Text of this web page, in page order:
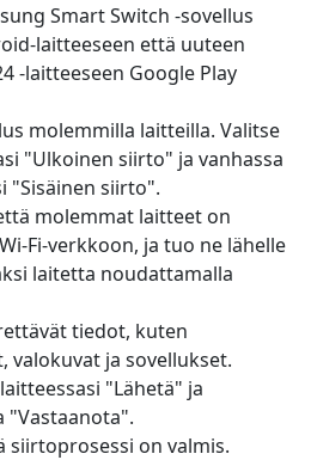
Smart Switch -sovellus
laitteeseen että uuteen
-laitteeseen Google Play
molemmilla laitteilla. Valitse
"Ulkoinen siirto" ja vanhassa
"Sisäinen siirto".
molemmat laitteet on
Fi-verkkoon, ja tuo ne lähelle
laitetta noudattamalla
tiedot, kuten
valokuvat ja sovellukset.
"Lähetä" ja
"Vastaanota".
siirtoprosessi on valmis.